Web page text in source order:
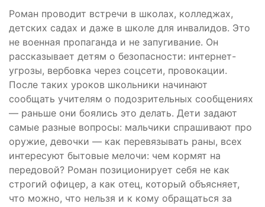
Роман проводит встречи в школах, колледжах,
детских садах и даже в школе для инвалидов. Это
не военная пропаганда и не запугивание. Он
рассказывает детям о безопасности: интернет-
угрозы, вербовка через соцсети, провокации.
После таких уроков школьники начинают
сообщать учителям о подозрительных сообщениях
— раньше они боялись это делать. Дети задают
самые разные вопросы: мальчики спрашивают про
оружие, девочки — как перевязывать раны, всех
интересуют бытовые мелочи: чем кормят на
передовой? Роман позиционирует себя не как
строгий офицер, а как отец, который объясняет,
что можно, что нельзя и к кому обращаться за